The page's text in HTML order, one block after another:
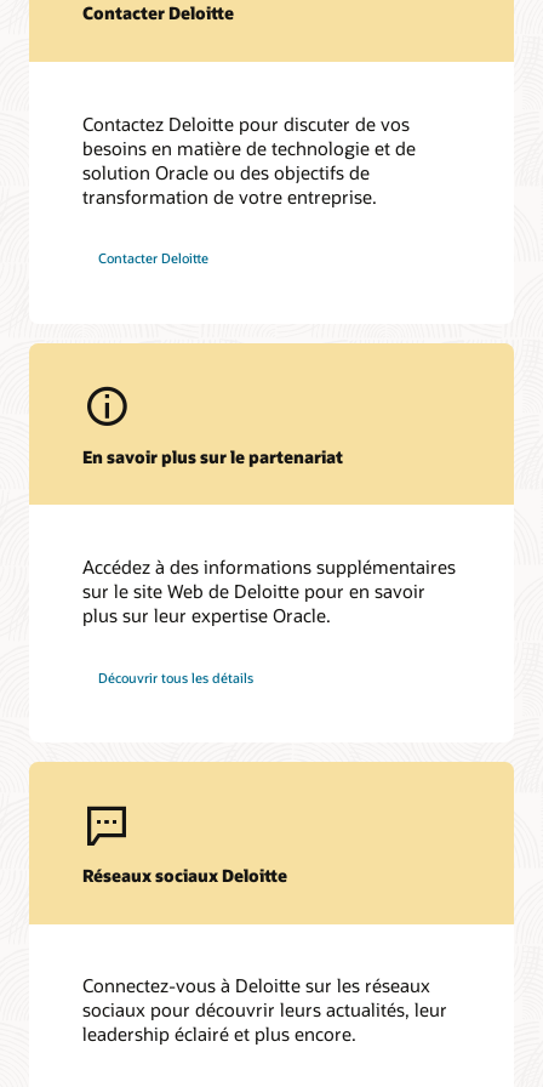
Contacter Deloitte
Contactez Deloitte pour discuter de vos
besoins en matière de technologie et de
solution Oracle ou des objectifs de
transformation de votre entreprise.
Contacter Deloitte
En savoir plus sur le partenariat
Accédez à des informations supplémentaires
sur le site Web de Deloitte pour en savoir
plus sur leur expertise Oracle.
Découvrir tous les détails
Réseaux sociaux Deloitte
Connectez-vous à Deloitte sur les réseaux
sociaux pour découvrir leurs actualités, leur
leadership éclairé et plus encore.